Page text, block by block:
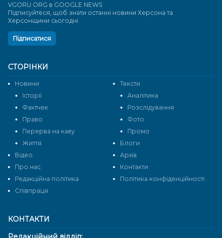
КОНТАКТИ
СТОРІНКИ
Новини
Тексти
Історії
Аналітика
Фактчек
Розслідування
Право
Фото
Перерва на каву
Промо
Життя
Блоги
Відео
Архів
Про нас
Контакти
Редакційна політика
Політика конфіденційності
Cпівпраця
VGORU.ORG в GOOGLE NEWS
Підписуйтеся, щоб знати останні новини Херсона та
Херсонщини сьогодні
Підписатися